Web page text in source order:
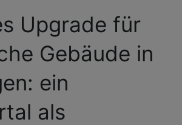
Upgrade für
Gebäude in
ein
als